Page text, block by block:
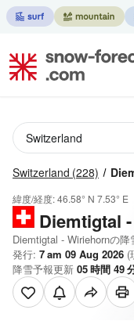
Switzerland (228)
緯度/経度:46.58° N 7.53° E
Diemtigtal
Diemtigtal - Wiriehornの降
発行: 7 am 09 Aug 2026 (
降雪予報更新 05時間 49